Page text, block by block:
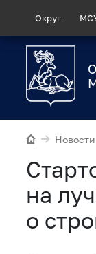
Округ
Новости
на
о